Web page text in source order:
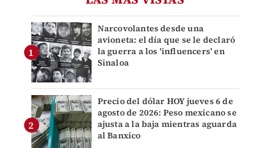
Narcovolantes desde una
avioneta: el día que se le declaró
la guerra a los 'influencers' en
Sinaloa
Precio del dólar HOY jueves 6 de
agosto de 2026: Peso mexicano se
ajusta a la baja mientras aguarda
al Banxico